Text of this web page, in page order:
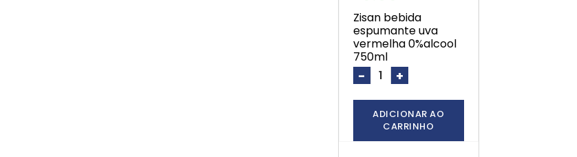
zisan bebida
espumante uva
vermelha 0%alcool
750ml
- +
ADICIONAR AO
CARRINHO